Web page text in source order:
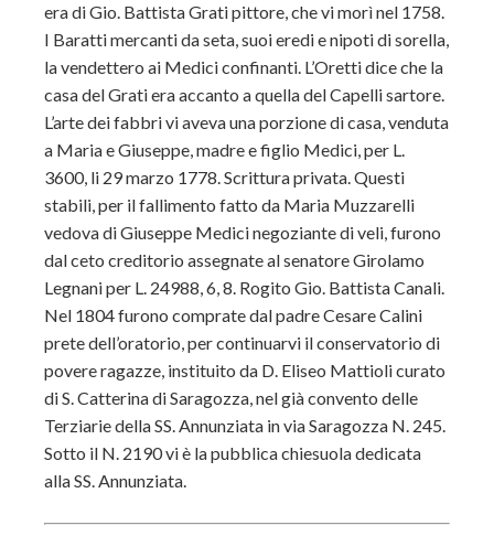
era di Gio. Battista Grati pittore, che vi morì nel 1758.
I Baratti mercanti da seta, suoi eredi e nipoti di sorella,
la vendettero ai Medici confinanti. L’Oretti dice che la
casa del Grati era accanto a quella del Capelli sartore.
L’arte dei fabbri vi aveva una porzione di casa, venduta
a Maria e Giuseppe, madre e figlio Medici, per L.
3600, li 29 marzo 1778. Scrittura privata. Questi
stabili, per il fallimento fatto da Maria Muzzarelli
vedova di Giuseppe Medici negoziante di veli, furono
dal ceto creditorio assegnate al senatore Girolamo
Legnani per L. 24988, 6, 8. Rogito Gio. Battista Canali.
Nel 1804 furono comprate dal padre Cesare Calini
prete dell’oratorio, per continuarvi il conservatorio di
povere ragazze, instituito da D. Eliseo Mattioli curato
di S. Catterina di Saragozza, nel già convento delle
Terziarie della SS. Annunziata in via Saragozza N. 245.
Sotto il N. 2190 vi è la pubblica chiesuola dedicata
alla SS. Annunziata.